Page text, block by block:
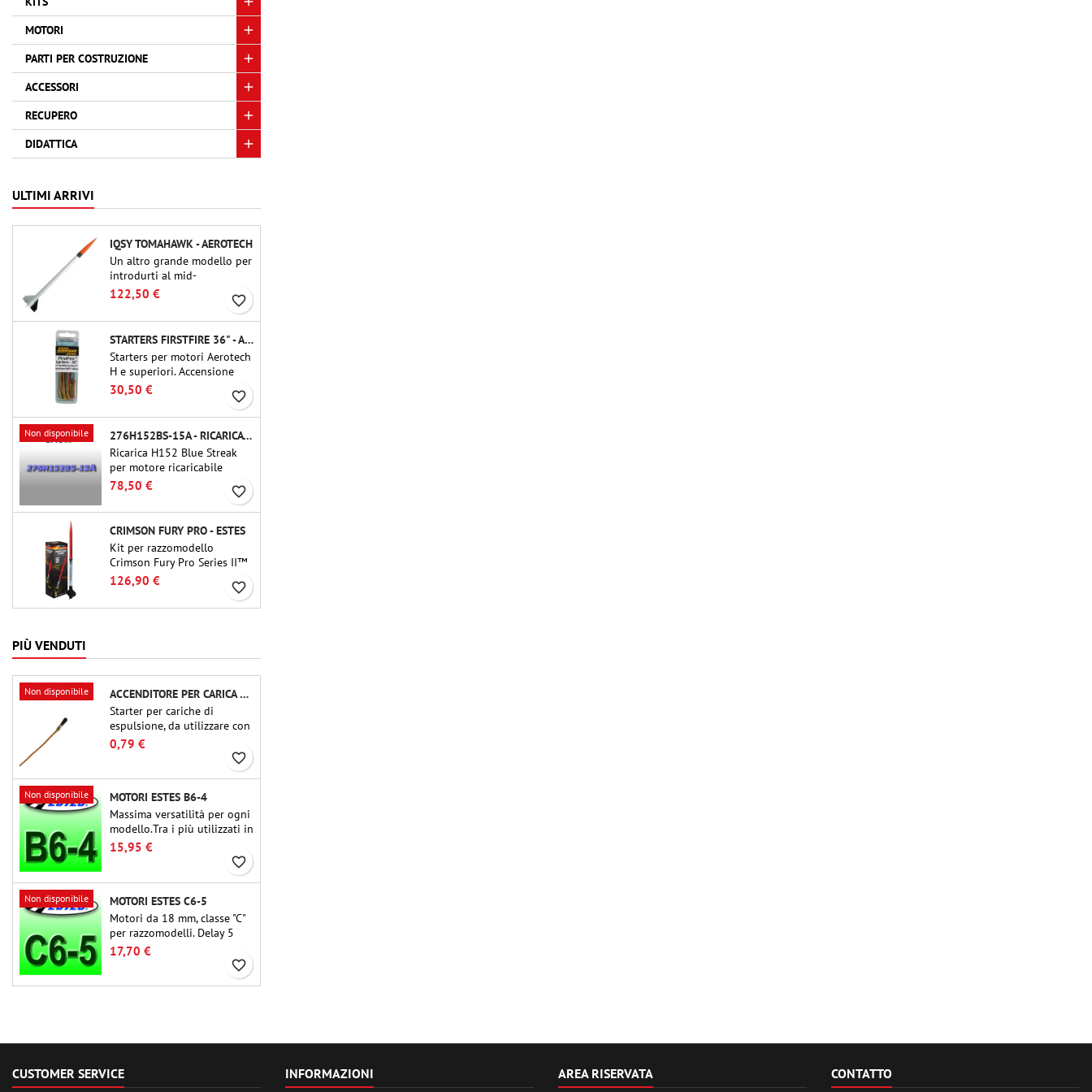
MOTORI
PARTI PER COSTRUZIONE
ACCESSORI
RECUPERO
DIDATTICA
ULTIMI ARRIVI
IQSY TOMAHAWK - AEROTECH
Un altro grande modello per
introdurti al mid-
power.Riproduzione in scala
di un famoso razzo-sonda,
dalle dimensioni contenute
e adatto per passare a kit di
livello superiore.
122,50 € favorite_border
STARTERS FIRSTFIRE 36" - AEROTECH
Starters per motori Aerotech
H e superiori. Accensione
affidabile di motori fino a 91
cm di lunghezza.
30,50 € favorite_border
Non disponibile
276H152BS-15A - RICARICA 38MM CTI
Ricarica H152 Blue Streak
per motore ricaricabile
Cesaroni P38-2G. Il delay di
15 secondi è regolabile
tramite lo strumento ProDAT
38
78,50 € favorite_border
CRIMSON FURY PRO - ESTES
Kit per razzomodello
Crimson Fury Pro Series II™
per motori da 29 mm di tipo
modellisti esperti, Crimson
126,90 € favorite_border
PIÙ VENDUTI
Non disponibile
ACCENDITORE PER CARICA DI ESPULSIONE (CHIP-TYPE)
Starter per cariche di
espulsione, da utilizzare con
altimetri o altri dispositivi
elettronici.
0,79 €
favorite_border
Non disponibile
MOTORI ESTES B6-4
Massima versatilità per ogni
modello.Tra i più utilizzati in
assoluto, l'Estes B6-4 è il
motore adatto per la grande
razzomodelli Estes e simili.
15,95 €
favorite_border
Non disponibile
MOTORI ESTES C6-5
Motori da 18 mm, classe "C"
per razzomodelli. Delay 5
secondi, adatti per
razzomodelli monostadio.
17,70 €
favorite_border
CUSTOMER SERVICE INFORMAZIONI AREA RISERVATA CONTATTO